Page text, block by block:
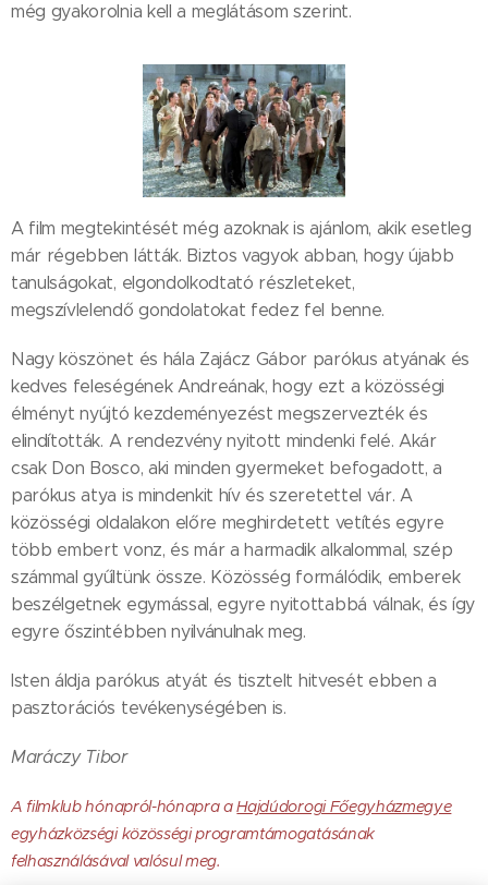
még gyakorolnia kell a meglátásom szerint.
A film megtekintését még azoknak is ajánlom, akik esetleg
már régebben látták. Biztos vagyok abban, hogy újabb
tanulságokat, elgondolkodtató részleteket,
megszívlelendő gondolatokat fedez fel benne.
Nagy köszönet és hála Zajácz Gábor parókus atyának és
kedves feleségének Andreának, hogy ezt a közösségi
élményt nyújtó kezdeményezést megszervezték és
elindították. A rendezvény nyitott mindenki felé. Akár
csak Don Bosco, aki minden gyermeket befogadott, a
parókus atya is mindenkit hív és szeretettel vár. A
közösségi oldalakon előre meghirdetett vetítés egyre
több embert vonz, és már a harmadik alkalommal, szép
számmal gyűltünk össze. Közösség formálódik, emberek
beszélgetnek egymással, egyre nyitottabbá válnak, és így
egyre őszintébben nyilvánulnak meg.
Isten áldja parókus atyát és tisztelt hitvesét ebben a
pasztorációs tevékenységében is.
Maráczy Tibor
A filmklub hónapról-hónapra aHajdúdorogi Főegyházmegye
egyházközségi közösségi programtámogatásának
felhasználásával valósul meg.